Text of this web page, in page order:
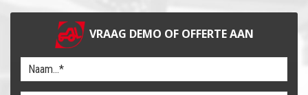
Service
Machine aanbod
Nieuws
VRAAG DEMO OF OFFERTE AAN